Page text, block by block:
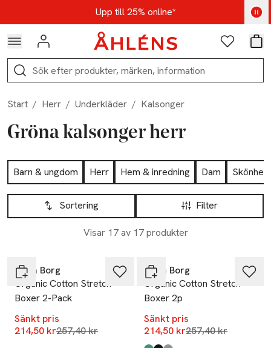
Hoppa till navigationsmenynUpp till 25% online*
Kod: AUG25 - Shoppa nu
Logga in Favoriter
Sök
Start / Herr / Underkläder / Kalsonger
Gröna kalsonger herr
Hoppa till produktsidan
Barn & ungdom Herr Hem & inredning Dam
Skönhet
Hoppa till produktsidan
Filter
Sortering
Visar 17 av 17 produkter
Lista över produkter
Björn Borg
Organic Cotton Stretch
Boxer 2-Pack
Sänkt pris
214,50 krLägsta pris 30 dagar
257,40 kr
Björn Borg
Organic Cotton Stretch
Boxer 2p
Sänkt pris
214,50 krLägsta pris 30
257,40 kr